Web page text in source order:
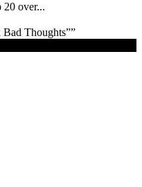
20 over...
Thoughts””